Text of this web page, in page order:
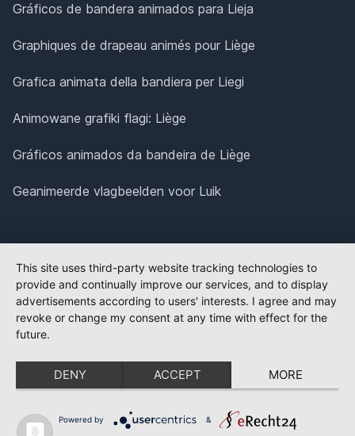
Gráficos de bandera animados para Lieja
Graphiques de drapeau animés pour Liège
Grafica animata della bandiera per Liegi
Animowane grafiki flagi: Liège
Gráficos animados da bandeira de Liège
Geanimeerde vlagbeelden voor Luik
This site uses third-party website tracking technologies to
provide and continually improve our services, and to display
advertisements according to users' interests. I agree and may
revoke or change my consent at any time with effect for the
future.
DENY ACCEPT MORE
Powered by &